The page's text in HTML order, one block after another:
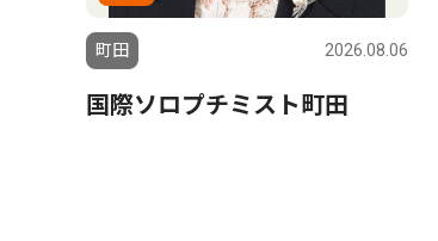
町田 2026.08.06
国際ソロプチミスト町田